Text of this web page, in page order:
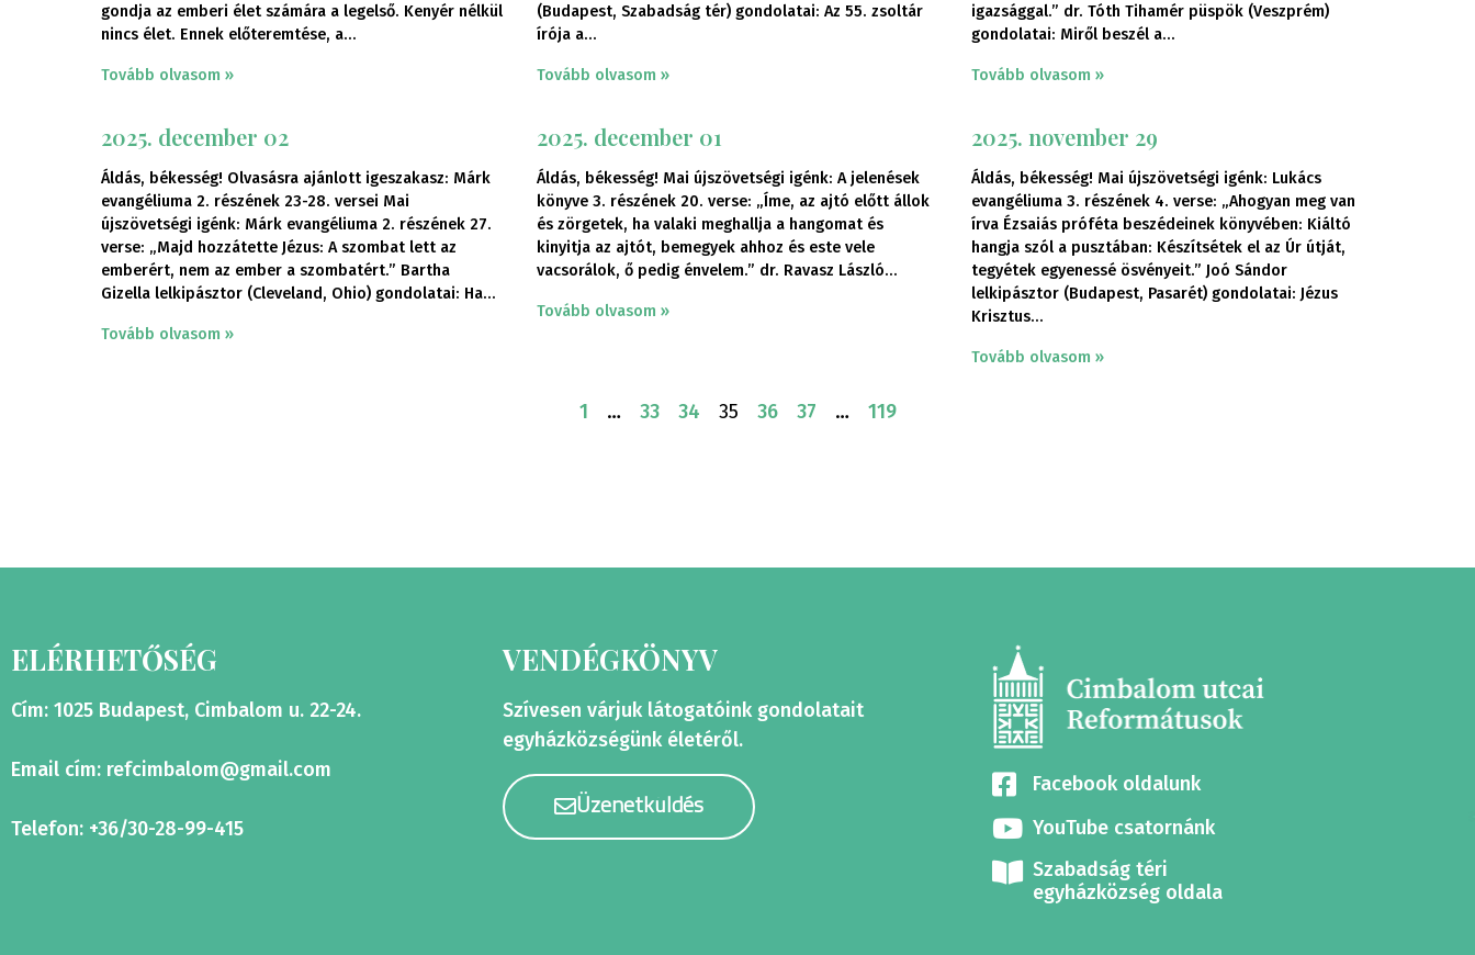
gondja az emberi élet számára a legelső. Kenyér nélkül
nincs élet. Ennek előteremtése, a
Tovább olvasom »
(Budapest, Szabadság tér) gondolatai: Az 55. zsoltár
írója a
Tovább olvasom »
igazsággal.” dr. Tóth Tihamér püspök (Veszprém)
gondolatai: Miről beszél a
Tovább olvasom »
2025. december 02
Áldás, békesség! Olvasásra ajánlott igeszakasz: Márk
evangéliuma 2. részének 23-28. versei Mai
újszövetségi igénk: Márk evangéliuma 2. részének 27.
verse: „Majd hozzátette Jézus: A szombat lett az
emberért, nem az ember a szombatért.” Bartha
Gizella lelkipásztor (Cleveland, Ohio) gondolatai: Ha
Tovább olvasom »
2025. december 01
Áldás, békesség! Mai újszövetségi igénk: A jelenések
könyve 3. részének 20. verse: „Íme, az ajtó előtt állok
és zörgetek, ha valaki meghallja a hangomat és
kinyitja az ajtót, bemegyek ahhoz és este vele
vacsorálok, ő pedig énvelem.” dr. Ravasz László
Tovább olvasom »
2025. november 29
Áldás, békesség! Mai újszövetségi igénk: Lukács
evangéliuma 3. részének 4. verse: „Ahogyan meg van
írva Ézsaiás próféta beszédeinek könyvében: Kiáltó
hangja szól a pusztában: Készítsétek el az Úr útját,
tegyétek egyenessé ösvényeit.” Joó Sándor
lelkipásztor (Budapest, Pasarét) gondolatai: Jézus
Krisztus
Tovább olvasom »
1 … 33 34 35 36 37 … 119
ELÉRHETŐSÉG
Cím: 1025 Budapest, Cimbalom u. 22-24.
Email cím: refcimbalom@gmail.com
Telefon: +36/30-28-99-415
VENDÉGKÖNYV
Szívesen várjuk látogatóink gondolatait
egyházközségünk életéről.
Üzenetküldés
Facebook oldalunk
YouTube csatornánk
Szabadság téri
egyházközség oldala